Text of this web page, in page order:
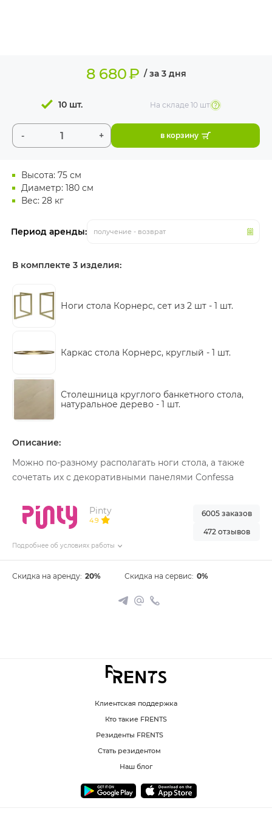
Высота: 75 см
Диаметр: 180 см
Вес: 28 кг
Период аренды: получение - возврат
8 680₽ / за 3 дня
- +
10 шт. На складе10 шт
в корзину
В комплекте 3 изделия:
Ноги стола Корнерс, сет из 2 шт - 1 шт.
Каркас стола Корнерс, круглый - 1 шт.
Столешница круглого банкетного стола,
натуральное дерево - 1 шт.
Описание:
Можно по-разному располагать ноги стола, а также
сочетать их с декоративными панелями Confessa
Pinty
4.9
Подробнее об условиях работы
6005 заказов
472 отзывов
Скидка на аренду: 20% Скидка на сервис: 0%
Клиентская поддержка
Кто такие FRENTS
Резиденты FRENTS
Стать резидентом
Наш блог